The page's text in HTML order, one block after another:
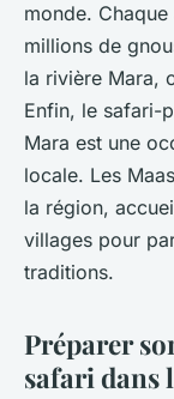
monde.
millions de
la rivière Mara,
Enfin, le safari-
Mara est une
locale. Les
la région,
villages pour
traditions.
Préparer
safari dans